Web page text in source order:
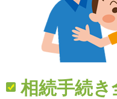
相続手続